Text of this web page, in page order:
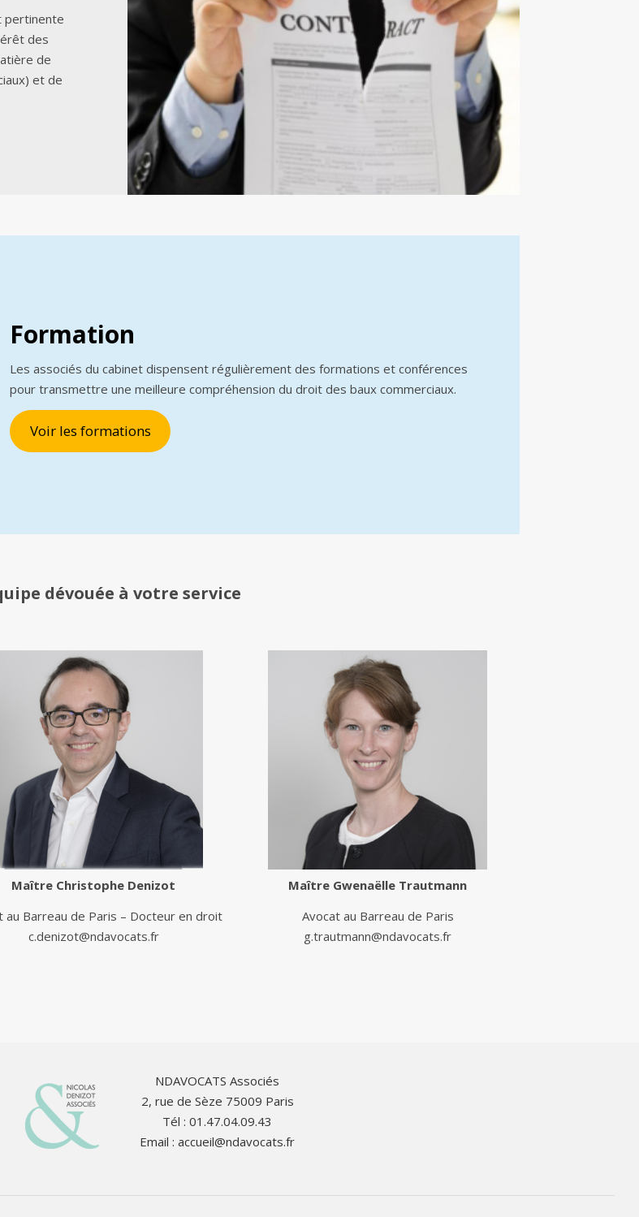
pertinente
des
de
et de
Formation
Les associés du cabinet dispensent régulièrement des formations et conférences
pour transmettre une meilleure compréhension du droit des baux commerciaux.
Voir les formations
dévouée à votre service
Maître Christophe Denizot
au Barreau de Paris – Docteur en droit
c.denizot@ndavocats.fr
Maître Gwenaëlle Trautmann
Avocat au Barreau de Paris
g.trautmann@ndavocats.fr
NDAVOCATS Associés
2, rue de Sèze 75009 Paris
Tél : 01.47.04.09.43
Email :accueil@ndavocats.fr